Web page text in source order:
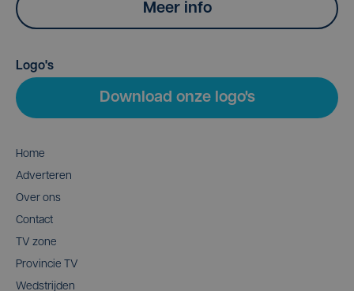
Meer info
Logo's
Download onze logo's
Home
Adverteren
Over ons
Contact
TV zone
Provincie TV
Wedstrijden